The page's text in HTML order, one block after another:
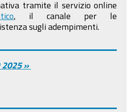
tramite il servizio online
, il canale per le
sugli adempimenti.
2025 »